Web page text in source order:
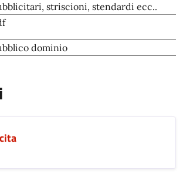
striscioni, stendardi ecc..
dominio